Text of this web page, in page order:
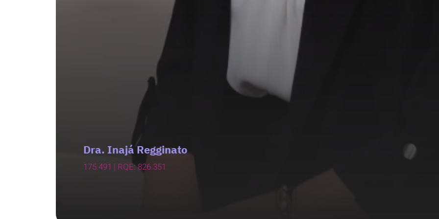
Dra. Inajá Regginato
175.491 | RQE: 826.351